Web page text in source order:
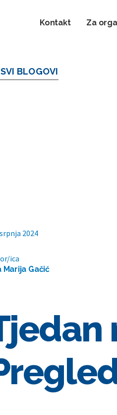
Kontakt Za
SVI BLOGOVI
2024
ica
Marija Gačić